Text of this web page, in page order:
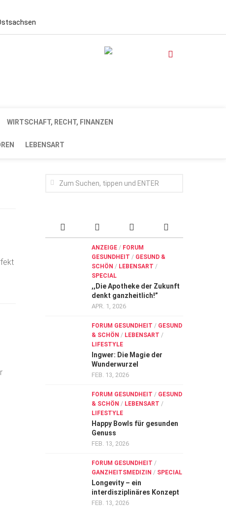
WIRTSCHAFT, RECHT, FINANZEN
LEBENSART
ANZEIGE / FORUM
GESUNDHEIT / GESUND &
SCHÖN / LEBENSART /
SPECIAL
,,Die Apotheke der Zukunft
denkt ganzheitlich!”
APR. 1, 2026
FORUM GESUNDHEIT / GESUND
& SCHÖN / LEBENSART /
LIFESTYLE
Ingwer: Die Magie der
Wunderwurzel
FEB. 13, 2026
FORUM GESUNDHEIT / GESUND
& SCHÖN / LEBENSART /
LIFESTYLE
Happy Bowls für gesunden
Genuss
FEB. 13, 2026
FORUM GESUNDHEIT /
GANZHEITSMEDIZIN / SPECIAL
Longevity – ein
interdisziplinäres Konzept
FEB. 13, 2026